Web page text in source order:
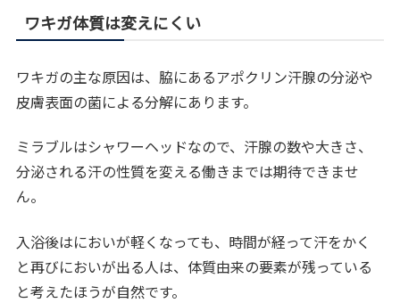
ワキガ体質は変えにくい
ワキガの主な原因は、脇にあるアポクリン汗腺の分泌や
皮膚表面の菌による分解にあります。
ミラブルはシャワーヘッドなので、汗腺の数や大きさ、
分泌される汗の性質を変える働きまでは期待できませ
ん。
入浴後はにおいが軽くなっても、時間が経って汗をかく
と再びにおいが出る人は、体質由来の要素が残っている
と考えたほうが自然です。